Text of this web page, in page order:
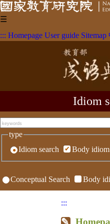
☰
::: Homepage User guide Sitemap
Idiom
type
Idiom search
Body idiom
Conceptual Search Body
:::